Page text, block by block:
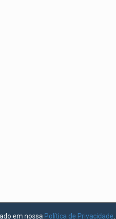
em nossa Política de Privacidade